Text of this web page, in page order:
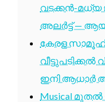
വടക്കൻ-
അലർട്ട് —
കേരള
ഇനി ആധാർ
Musical മുതൽ